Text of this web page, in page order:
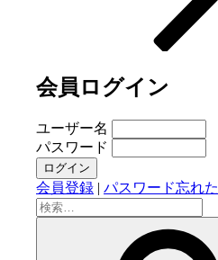
会員ログイン
ユーザー名
パスワード
会員登録 | パスワード忘れた
検
索: